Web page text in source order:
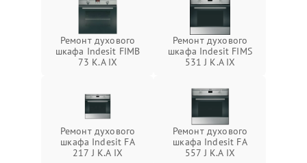
Ремонт духового
шкафа Indesit FIMB
73 K.A IX
Ремонт духового
шкафа Indesit FIMS
531 J K.A IX
Ремонт духового
шкафа Indesit FA
217 J K.A IX
Ремонт духового
шкафа Indesit FA
557 J K.A IX